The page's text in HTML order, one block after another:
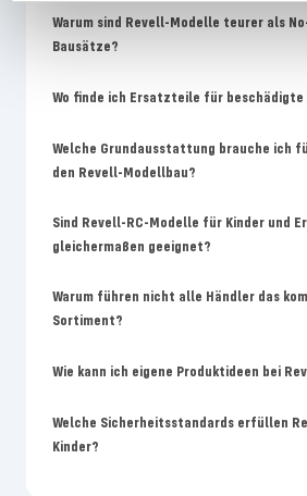
Warum sind Revell-Modelle teurer als
Bausätze?
Wo finde ich Ersatzteile für
Welche Grundausstattung brauche ich
den Revell-Modellbau?
Sind Revell-RC-Modelle für Kinder und
gleichermaßen geeignet?
Warum führen nicht alle Händler das
Sortiment?
Wie kann ich eigene Produktideen bei
Welche Sicherheitsstandards erfüllen
Kinder?